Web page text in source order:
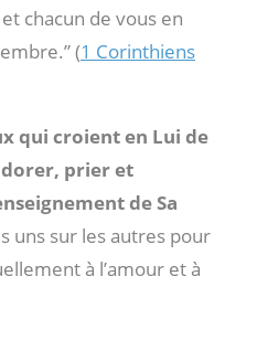
chacun de vous en
(1 Corinthiens
qui croient en Lui de
prier et
de Sa
uns sur les autres pour
à l’amour et à